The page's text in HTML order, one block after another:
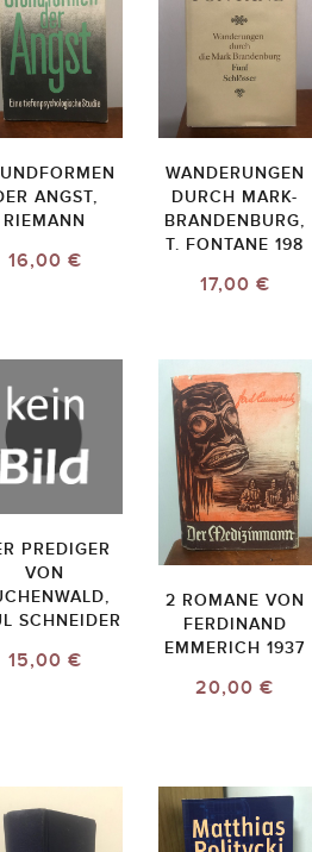
ANGST,
RIEMANN
16,00 €
WANDERUNGEN
DURCH MARK-
BRANDENBURG,
T. FONTANE 198
17,00 €
PREDIGER
VON
SCHNEIDER
15,00 €
2 ROMANE VON
FERDINAND
EMMERICH 1937
20,00 €